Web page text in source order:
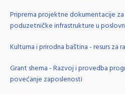
Priprema projektne dokumentacije
poduzetničke infrastrukture u
Kulturna i prirodna baština - resurs za
Grant shema - Razvoj i provedba
povećanje zaposlenosti